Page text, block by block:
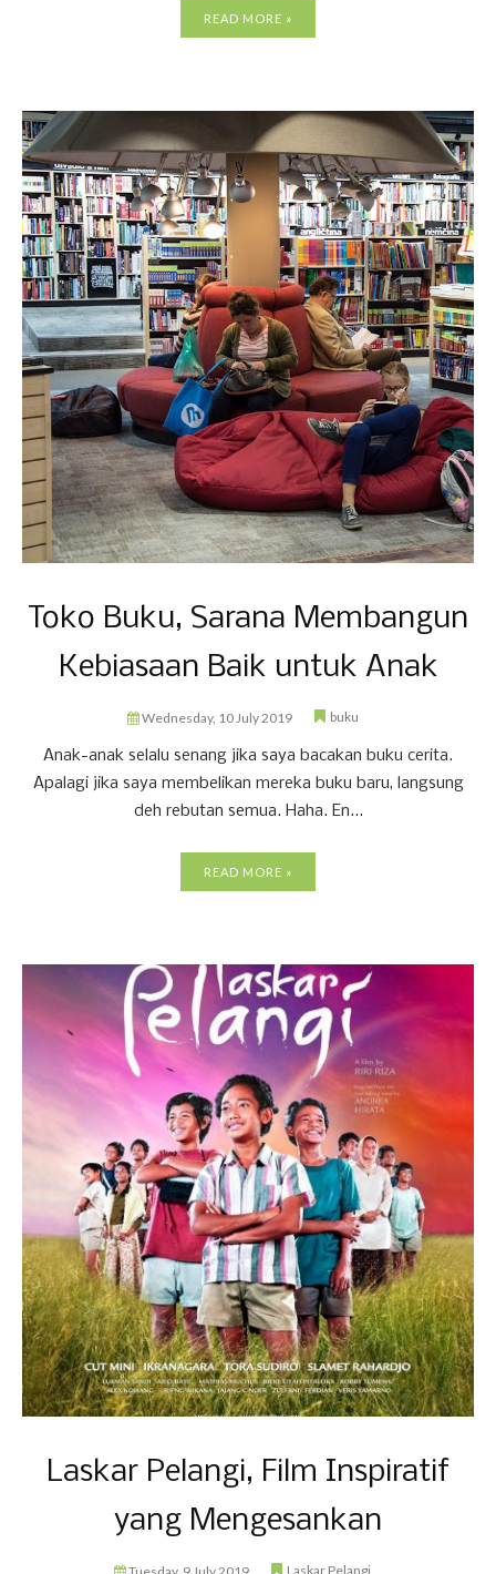
READ MORE »
Toko Buku, Sarana Membangun
Kebiasaan Baik untuk Anak
Wednesday, 10 July 2019 buku
Anak-anak selalu senang jika saya bacakan buku cerita.
Apalagi jika saya membelikan mereka buku baru, langsung
deh rebutan semua. Haha. En...
READ MORE »
Laskar Pelangi, Film Inspiratif
yang Mengesankan
Laskar Pelangi